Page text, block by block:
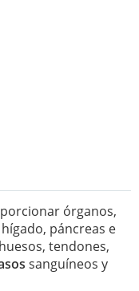
órganos,
páncreas e
tendones,
sanguíneos y